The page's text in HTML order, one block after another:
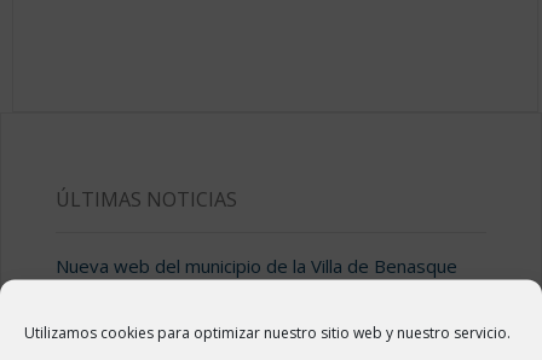
Utilizamos cookies para optimizar nuestro sitio web y nuestro servicio.
ÚLTIMAS NOTICIAS
Nueva web del municipio de la Villa de Benasque
Valle de Benasque